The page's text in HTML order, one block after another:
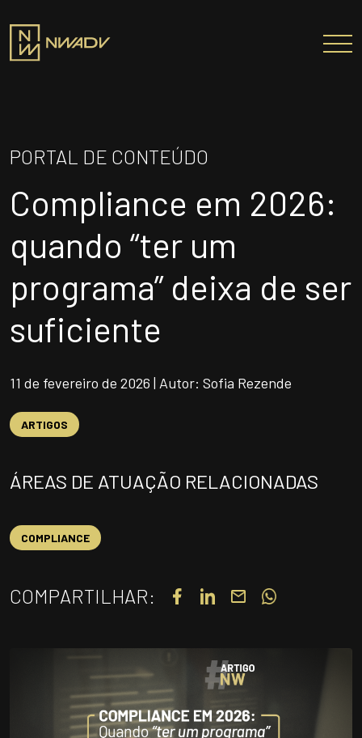
Entregas e Soluções
Pensamento Inovador
Prêmios/Reconhecimentos
PROFISSIONAIS
ÁREAS DE ATUAÇÃO
INSTITUTO NELSON WILIANS
ATUAÇÃO INTERNACIONAL
UNIDADES
OPORTUNIDADES/CARREIRA
PORTAL DE CONTEÚDO
PRIVACIDADE
A | A Alto contraste
PORTAL DE CONTEÚDO
Compliance em 2026:
quando “ter um
programa” deixa de ser
suficiente
11 de fevereiro de 2026 | Autor: Sofia Rezende
ARTIGOS
ÁREAS DE ATUAÇÃO RELACIONADAS
COMPLIANCE
COMPARTILHAR: